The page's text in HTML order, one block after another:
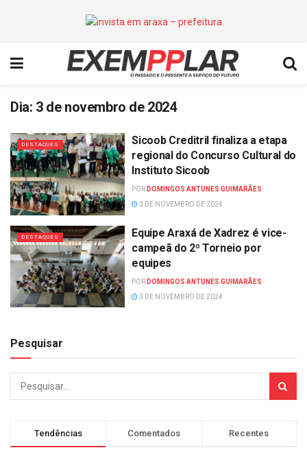
Dia: 3 de novembro de 2024
DESTAQUES
Sicoob Creditril finaliza a etapa
regional do Concurso Cultural do
Instituto Sicoob
POR DOMINGOS ANTUNES GUIMARÃES
3 DE NOVEMBRO DE 2024
DESTAQUES
Equipe Araxá de Xadrez é vice-
campeã do 2º Torneio por
equipes
POR DOMINGOS ANTUNES GUIMARÃES
3 DE NOVEMBRO DE 2024
Pesquisar
Tendências Comentados Recentes